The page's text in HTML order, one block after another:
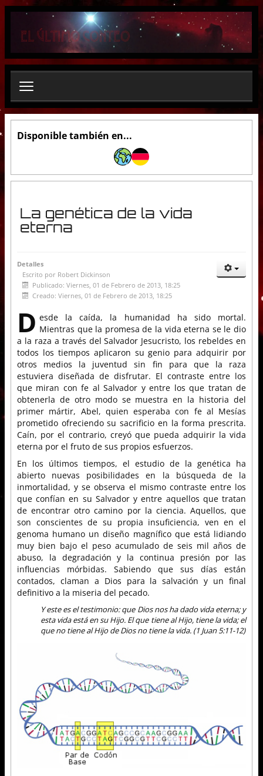
Disponible también en...
La genética de la vida
eterna
Detalles
Escrito por Robert Dickinson
Publicado: Viernes, 01 de Febrero de 2013, 18:25
Creado: Viernes, 01 de Febrero de 2013, 18:25
D esde la caída, la humanidad ha sido mortal.
Mientras que la promesa de la vida eterna se le dio
a la raza a través del Salvador Jesucristo, los rebeldes en
todos los tiempos aplicaron su genio para adquirir por
otros medios la juventud sin fin para que la raza
estuviera diseñada de disfrutar. El contraste entre los
que miran con fe al Salvador y entre los que tratan de
obtenerla de otro modo se muestra en la historia del
primer mártir, Abel, quien esperaba con fe al Mesías
prometido ofreciendo su sacrificio en la forma prescrita.
Caín, por el contrario, creyó que pueda adquirir la vida
eterna por el fruto de sus propios esfuerzos.
En los últimos tiempos, el estudio de la genética ha
abierto nuevas posibilidades en la búsqueda de la
inmortalidad, y se observa el mismo contraste entre los
que confían en su Salvador y entre aquellos que tratan
de encontrar otro camino por la ciencia. Aquellos, que
son conscientes de su propia insuficiencia, ven en el
genoma humano un diseño magnífico que está lidiando
muy bien bajo el peso acumulado de seis mil años de
abuso, la degradación y la continua presión por las
influencias mórbidas. Sabiendo que sus días están
contados, claman a Dios para la salvación y un final
definitivo a la miseria del pecado.
Y este es el testimonio: que Dios nos ha dado vida eterna; y
esta vida está en su Hijo. El que tiene al Hijo, tiene la vida; el
que no tiene al Hijo de Dios no tiene la vida. (1 Juan 5:11-12)